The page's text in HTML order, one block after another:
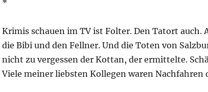
*
Krimis schauen im TV ist Folter. Den Tatort auch.
die Bibi und den Fellner. Und die Toten von
nicht zu vergessen der Kottan, der ermittelte.
Viele meiner liebsten Kollegen waren Nachfahren